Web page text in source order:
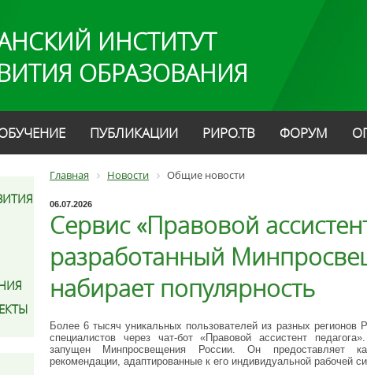
ИНСТИТУТ
ОБРАЗОВАНИЯ
ПУБЛИКАЦИИ РИРО.ТВ ФОРУМ
Главная Новости Общие новости
06.07.2026
Сервис «Правовой
разработанный
набирает популярность
Более 6 тысяч уникальных пользователей из разных регионов
специалистов через чат-бот «Правовой ассистент
запущен Минпросвещения России. Он предоставляет
рекомендации, адаптированные к его индивидуальной рабочей